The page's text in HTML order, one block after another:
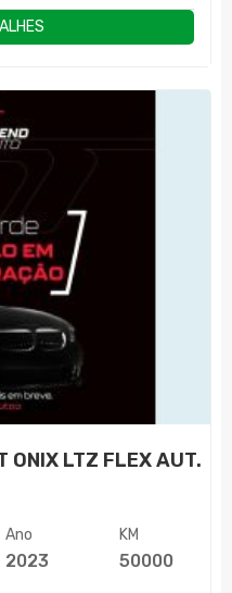
ONIX LTZ FLEX AUT.
Ano
2023
KM
50000